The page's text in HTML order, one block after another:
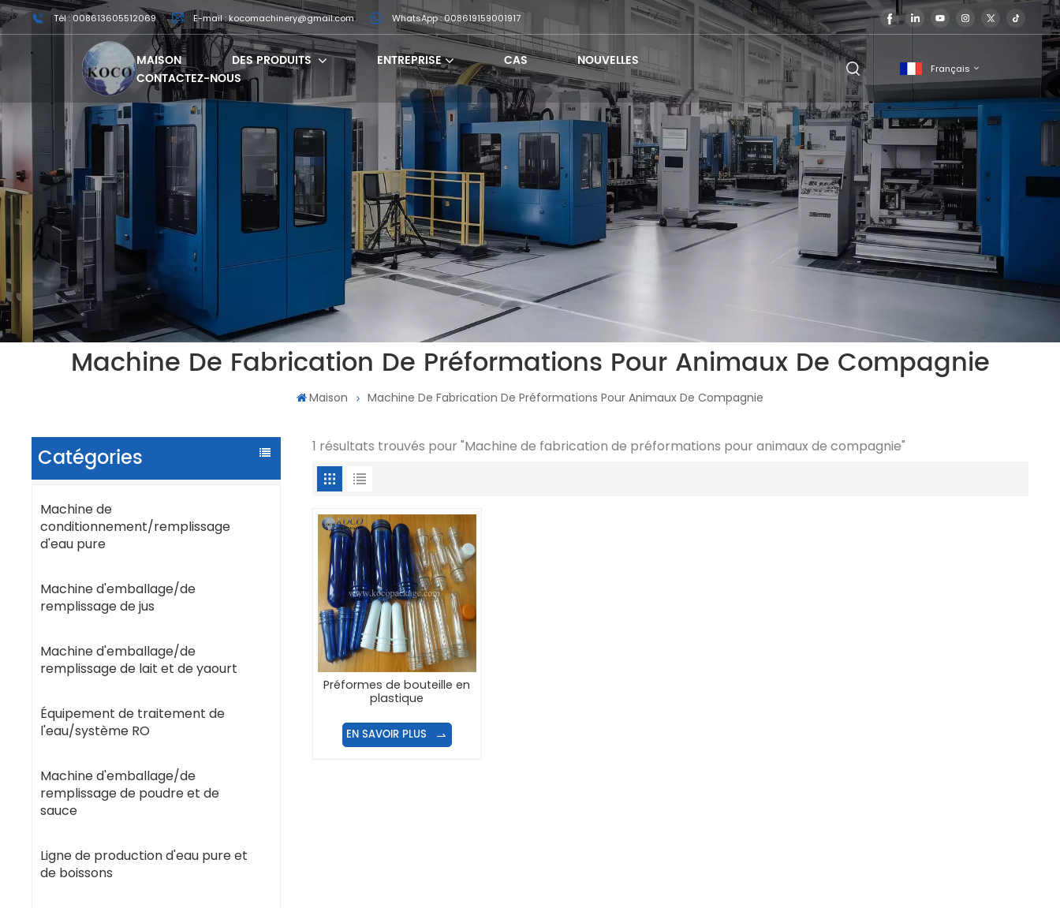
Tél : 008613605512069 E-mail : kocomachinery@gmail.com WhatsApp : 008619159001917
MAISON DES PRODUITS ENTREPRISE CAS
NOUVELLES
CONTACTEZ-NOUS
Français
English
français
Machine De Fabrication De Préformations Pour Animaux De Compagnie
Maison Machine De Fabrication De Préformations Pour Animaux De Compagnie
Catégories
Machine de
conditionnement/remplissage
d'eau pure
Machine d'emballage/de
remplissage de jus
Machine d'emballage/de
remplissage de lait et de yaourt
Équipement de traitement de
l'eau/système RO
Machine d'emballage/de
remplissage de poudre et de
sauce
Ligne de production d'eau pure et
de boissons
1 résultats trouvés pour "Machine de fabrication de préformations pour animaux de compagnie"
Préformes de bouteille en
plastique
EN SAVOIR PLUS